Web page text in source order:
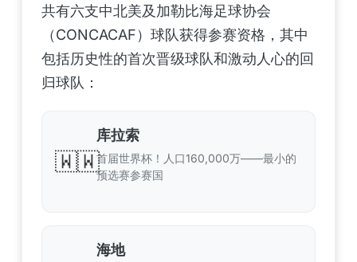
共有六支中北美及加勒比海足球协会
（CONCACAF）球队获得参赛资格，其中
包括历史性的首次晋级球队和激动人心的回
归球队：
🇼🇼
库拉索
首届世界杯！人口160,000万——最小的
预选赛参赛国
海地